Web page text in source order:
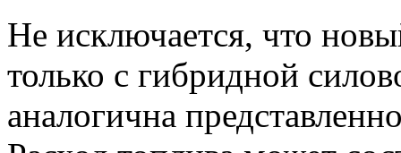
Не исключается, что
только с гибридной
аналогична